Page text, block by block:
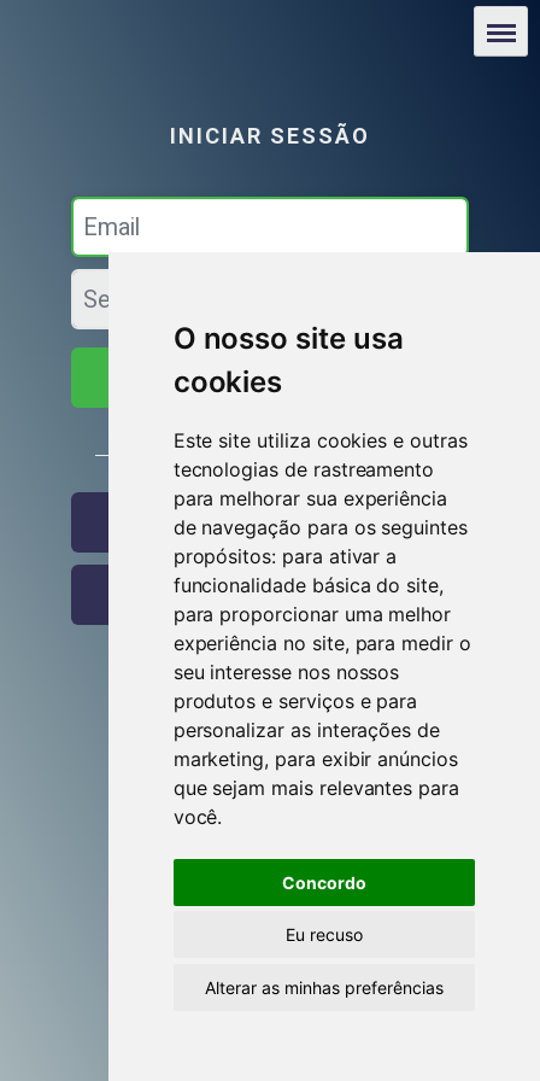
O nosso site usa
cookies
Este site utiliza cookies e outras
tecnologias de rastreamento
para melhorar sua experiência
de navegação para os seguintes
propósitos: para ativar a
funcionalidade básica do site,
para proporcionar uma melhor
experiência no site, para medir o
seu interesse nos nossos
produtos e serviços e para
personalizar as interações de
marketing, para exibir anúncios
que sejam mais relevantes para
você.
Concordo
Eu recuso
Alterar as minhas preferências
Iniciar sessão
ou
Entrar com o Facebook
Entrar com o Google
Criar conta
Esqueceste-te da senha?
Esqueceste-te do utilizador?